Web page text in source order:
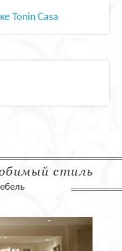
Tonin Casa
стиль